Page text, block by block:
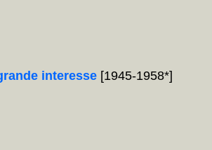
interesse [1945-1958*]